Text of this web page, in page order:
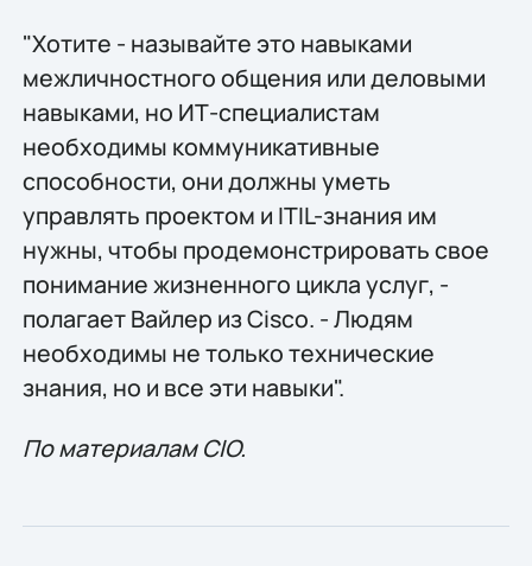
"Хотите - называйте это навыками
межличностного общения или деловыми
навыками, но ИТ-специалистам
необходимы коммуникативные
способности, они должны уметь
управлять проектом и ITIL-знания им
нужны, чтобы продемонстрировать свое
понимание жизненного цикла услуг, -
полагает Вайлер из Cisco. - Людям
необходимы не только технические
знания, но и все эти навыки".
По материалам CIO.